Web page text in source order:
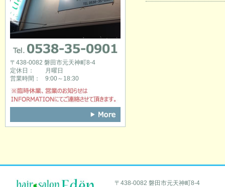
〒438-0082 磐田市元天神町8-4
定休日：
月曜日
営業時間：
9:00～18:30
hair salon Eden [ヘアサロンエデン]
〒438-0082 磐田市元天神町8-4